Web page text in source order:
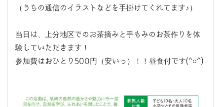
（うちの通信のイラストなどを手掛けてくれてます♪）
当日は、上分地区でのお茶摘みと手もみのお茶作りを体
験していただきます！
参加費はおひとり500円（安いっ）！！昼食付です(^○^)